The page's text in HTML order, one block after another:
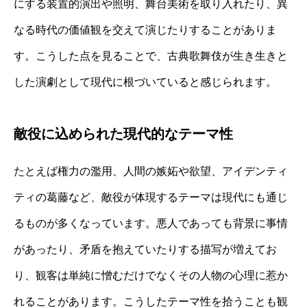
にする装置的演出や照明、舞台美術を取り入れたり、異
なる時代の価値観を交えて演じたりすることがありま
す。こうした点を見ることで、古典歌舞伎が生き生きと
した演劇として現代に根づいていると感じられます。
敵役に込められた現代的なテーマ性
たとえば権力の濫用、人間の嫉妬や欲望、アイデンティ
ティの葛藤など、敵役が体現するテーマは現代にも通じ
るものが多くなっています。悪人であっても背景に事情
があったり、矛盾を抱えていたりする描写が増えてお
り、観客は単純に憎むだけでなくその人物の心理に惹か
れることがあります。こうしたテーマ性を拾うことも観